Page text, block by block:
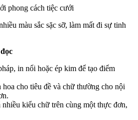
phong cách tiệc cưới
màu sắc sặc sỡ, làm mất đi sự tinh
in nổi hoặc ép kim để tạo điểm
cho tiêu đề và chữ thường cho nội
kiểu chữ trên cùng một thực đơn,